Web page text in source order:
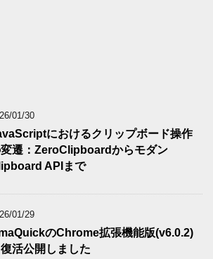
01/30
におけるクリップボード操作
遷：ZeroClipboardからモダン
APIまで
01/29
のChrome拡張機能版(v6.0.2)
活公開しました